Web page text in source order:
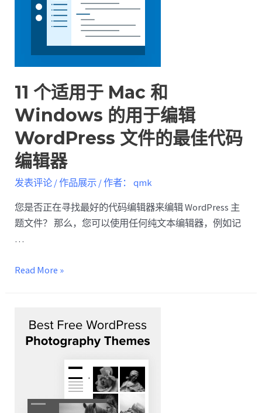
11 个适用于 Mac 和
Windows 的用于编辑
WordPress 文件的最佳代码
编辑器
发表评论 /作品展示 / 作者： qmk
您是否正在寻找最好的代码编辑器来编辑 WordPress 主
题文件？ 那么，您可以使用任何纯文本编辑器，例如记
…
Read More »